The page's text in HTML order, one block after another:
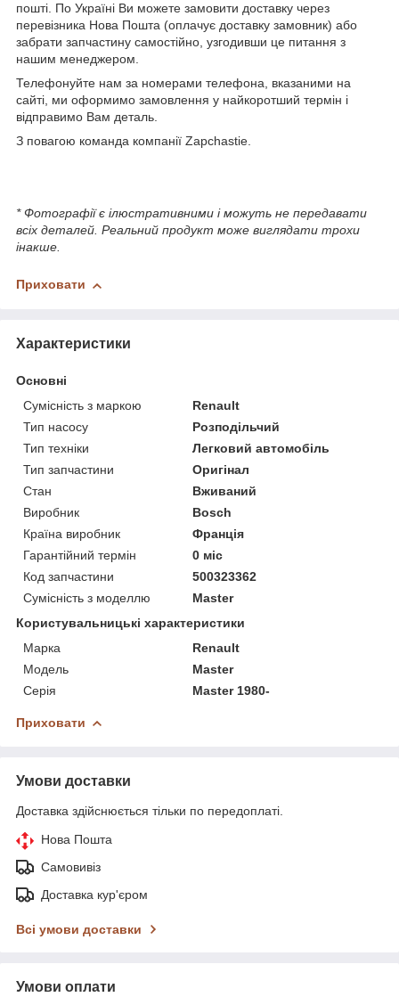
пошті. По Україні Ви можете замовити доставку через
перевізника Нова Пошта (оплачує доставку замовник) або
забрати запчастину самостійно, узгодивши це питання з
нашим менеджером.
Телефонуйте нам за номерами телефона, вказаними на
сайті, ми оформимо замовлення у найкоротший термін і
відправимо Вам деталь.
З повагою команда компанії Zapchastie.
* Фотографії є ілюстративними і можуть не передавати
всіх деталей. Реальний продукт може виглядати трохи
інакше.
Приховати
Характеристики
Основні
Сумісність з маркою
Renault
Тип насосу
Розподільчий
Тип техніки
Легковий автомобіль
Тип запчастини
Оригінал
Стан
Вживаний
Виробник
Bosch
Країна виробник
Франція
Гарантійний термін
0 міс
Код запчастини
500323362
Сумісність з моделлю
Master
Користувальницькі характеристики
Марка
Renault
Модель
Master
Серія
Master 1980-
Приховати
Умови доставки
Доставка здійснюється тільки по передоплаті.
Нова Пошта
Самовивіз
Доставка кур'єром
Всі умови доставки
Умови оплати